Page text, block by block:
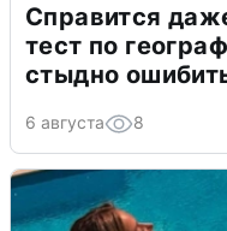
Справится
тест по
стыдно
6 августа 8